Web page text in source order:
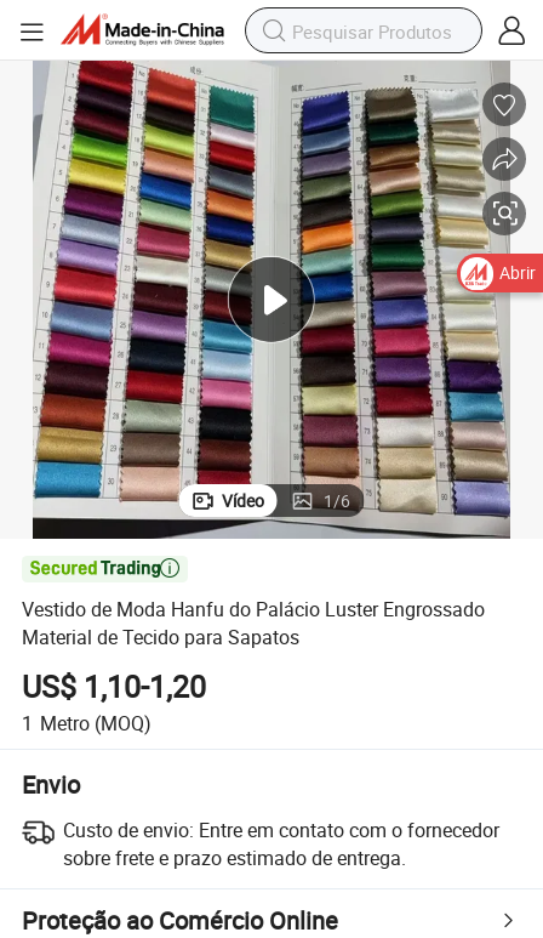
Vídeo 1/6

Vestido de Moda Hanfu do Palácio Luster Engrossado
Material de Tecido para Sapatos
US$ 1,10-1,20
1 Metro (MOQ)
Envio
Custo de envio: Entre em contato com o fornecedor
sobre frete e prazo estimado de entrega.
Proteção ao Comércio Online
Abrir